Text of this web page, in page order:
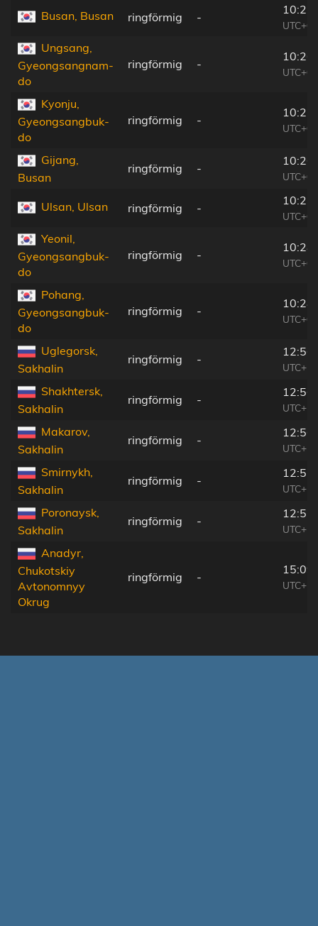
Busan, Busan ringförmig -
Ungsang,
Gyeongsangnam-
do
ringförmig -
Kyonju,
Gyeongsangbuk-
do
ringförmig -
Gijang,
Busan
ringförmig -
Ulsan, Ulsan ringförmig -
Yeonil,
Gyeongsangbuk-
do
ringförmig -
Pohang,
Gyeongsangbuk-
do
ringförmig -
Uglegorsk,
Sakhalin
ringförmig -
Shakhtersk,
Sakhalin
ringförmig -
Makarov,
Sakhalin
ringförmig -
Smirnykh,
Sakhalin
ringförmig -
Poronaysk,
Sakhalin
ringförmig -
Anadyr,
Chukotskiy
Avtonomnyy
Okrug
ringförmig -